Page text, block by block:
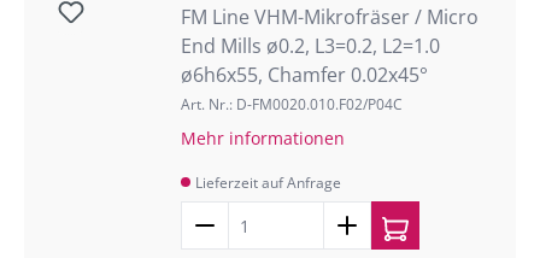
FM Line VHM-Mikrofräser / Micro
End Mills ø0.2, L3=0.2, L2=1.0
ø6h6x55, Chamfer 0.02x45°
Art. Nr.: D-FM0020.010.F02/P04C
Mehr informationen
Lieferzeit auf Anfrage